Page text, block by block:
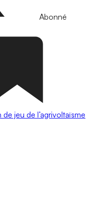
Abonné
jeu de l’agrivoltaïsme